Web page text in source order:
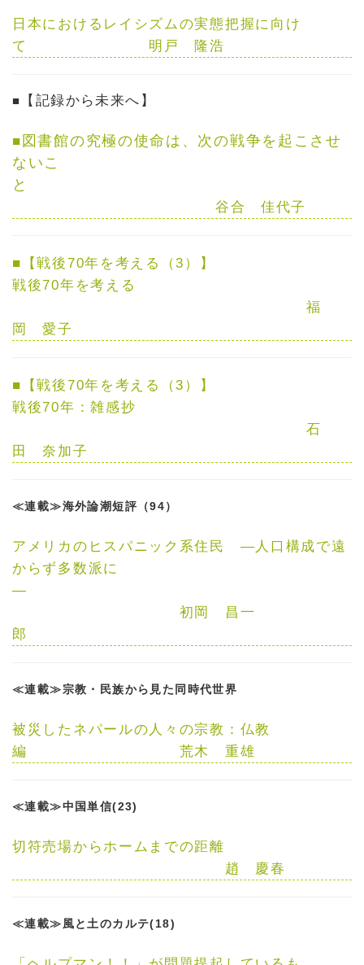
日本におけるレイシズムの実態把握に向け
て
明戸 隆浩
■ 【記録から未来へ】
■ 図書館の究極の使命は、次の戦争を起こさせ
ないこ
と
谷合 佳代子
■ 【戦後70年を考える（3）】
戦後70年を考える
福
岡 愛子
■ 【戦後70年を考える（3）】
戦後70年：雑感抄
石
田 奈加子
≪連載≫海外論潮短評（94）
アメリカのヒスパニック系住民 — 人口構成で遠
からず多数派に
—
初岡 昌一
郎
≪連載≫宗教・民族から見た同時代世界
被災したネパールの人々の宗教：仏教
編
荒木 重雄
≪連載≫中国単信(23)
切符売場からホームまでの距離
趙 慶春
≪連載≫風と土のカルテ(18)